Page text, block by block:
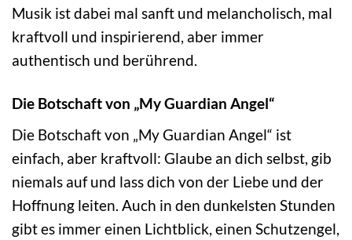
Musik ist dabei mal sanft und melancholisch, mal
kraftvoll und inspirierend, aber immer
authentisch und berührend.
Die Botschaft von „My Guardian Angel“
Die Botschaft von „My Guardian Angel“ ist
einfach, aber kraftvoll: Glaube an dich selbst, gib
niemals auf und lass dich von der Liebe und der
Hoffnung leiten. Auch in den dunkelsten Stunden
gibt es immer einen Lichtblick, einen Schutzengel,